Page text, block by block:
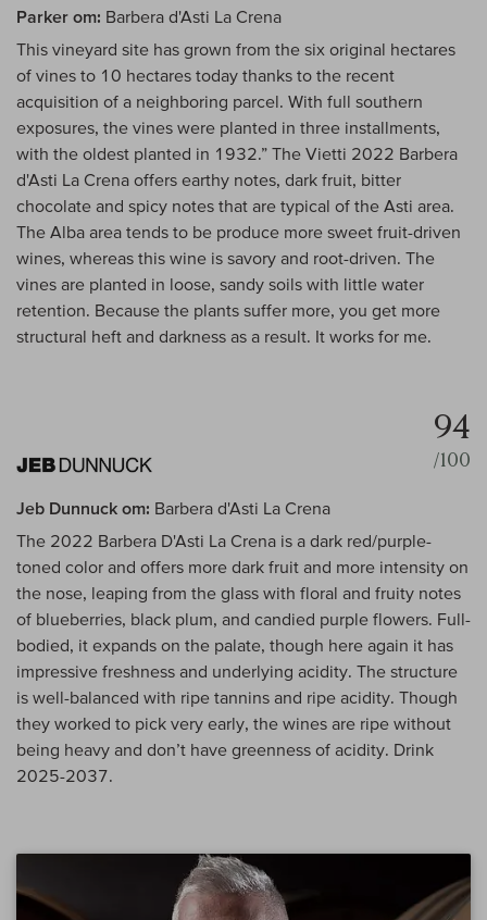
Parker om: Barbera d'Asti La Crena
This vineyard site has grown from the six original hectares
of vines to 10 hectares today thanks to the recent
acquisition of a neighboring parcel. With full southern
exposures, the vines were planted in three installments,
with the oldest planted in 1932.” The Vietti 2022 Barbera
d'Asti La Crena offers earthy notes, dark fruit, bitter
chocolate and spicy notes that are typical of the Asti area.
The Alba area tends to be produce more sweet fruit-driven
wines, whereas this wine is savory and root-driven. The
vines are planted in loose, sandy soils with little water
retention. Because the plants suffer more, you get more
structural heft and darkness as a result. It works for me.
94
/100
Jeb Dunnuck om: Barbera d'Asti La Crena
The 2022 Barbera D'Asti La Crena is a dark red/purple-
toned color and offers more dark fruit and more intensity on
the nose, leaping from the glass with floral and fruity notes
of blueberries, black plum, and candied purple flowers. Full-
bodied, it expands on the palate, though here again it has
impressive freshness and underlying acidity. The structure
is well-balanced with ripe tannins and ripe acidity. Though
they worked to pick very early, the wines are ripe without
being heavy and don’t have greenness of acidity. Drink
2025-2037.